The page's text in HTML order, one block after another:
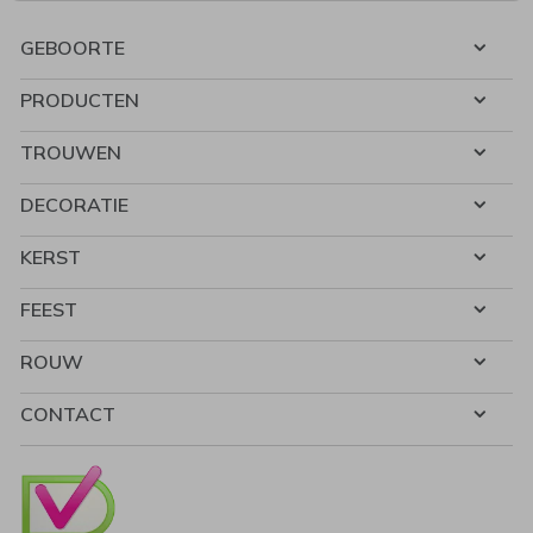
GEBOORTE
PRODUCTEN
TROUWEN
DECORATIE
KERST
FEEST
ROUW
CONTACT